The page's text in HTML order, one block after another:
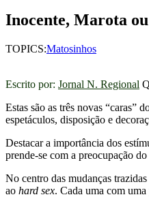
Inocente, Marota
TOPICS:Matosinhos
Escrito por: Jornal N. Regional
Estas são as três novas “caras”
espetáculos, disposição e
Destacar a importância dos
prende-se com a preocupação
No centro das mudanças
ao hard sex. Cada uma com